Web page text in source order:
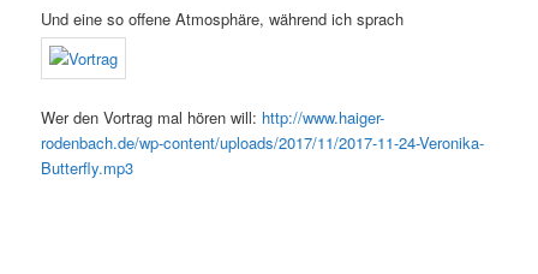
Und eine so offene Atmosphäre, während ich sprach
Wer den Vortrag mal hören will: http://www.haiger-
rodenbach.de/wp-content/uploads/2017/11/2017-11-24-Veronika-
Butterfly.mp3